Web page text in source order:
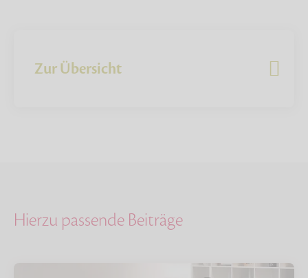
Zur Übersicht
Hierzu passende Beiträge